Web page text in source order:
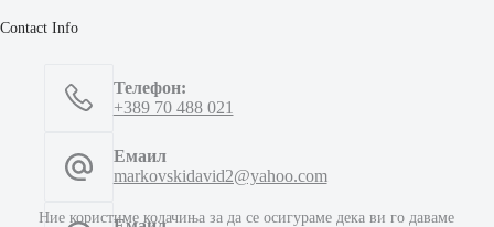
Ние користиме колачиња за да се осигураме дека ви го даваме
Contact Info
Телефон:
+389 70 488 021
Емаил
markovskidavid2@yahoo.com